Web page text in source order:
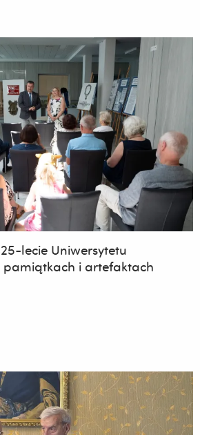
lecie Uniwersytetu
pamiątkach i artefaktach